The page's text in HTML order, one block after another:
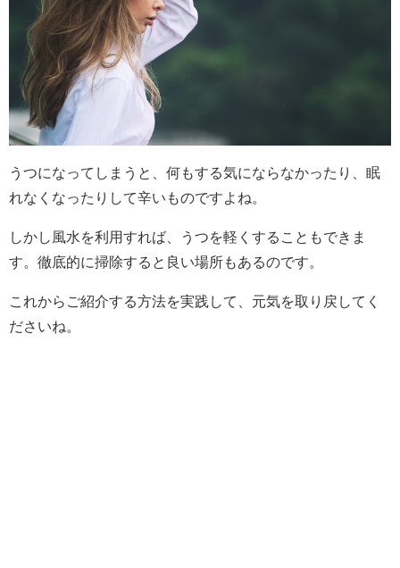
うつになってしまうと、何もする気にならなかったり、眠
れなくなったりして辛いものですよね。
しかし風水を利用すれば、うつを軽くすることもできま
す。徹底的に掃除すると良い場所もあるのです。
これからご紹介する方法を実践して、元気を取り戻してく
ださいね。